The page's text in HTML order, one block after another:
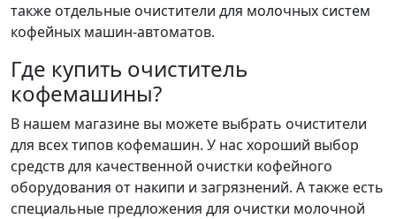
также отдельные очистители для молочных систем
кофейных машин-автоматов.
Где купить очиститель
кофемашины?
В нашем магазине вы можете выбрать очистители
для всех типов кофемашин. У нас хороший выбор
средств для качественной очистки кофейного
оборудования от накипи и загрязнений. А также есть
специальные предложения для очистки молочной